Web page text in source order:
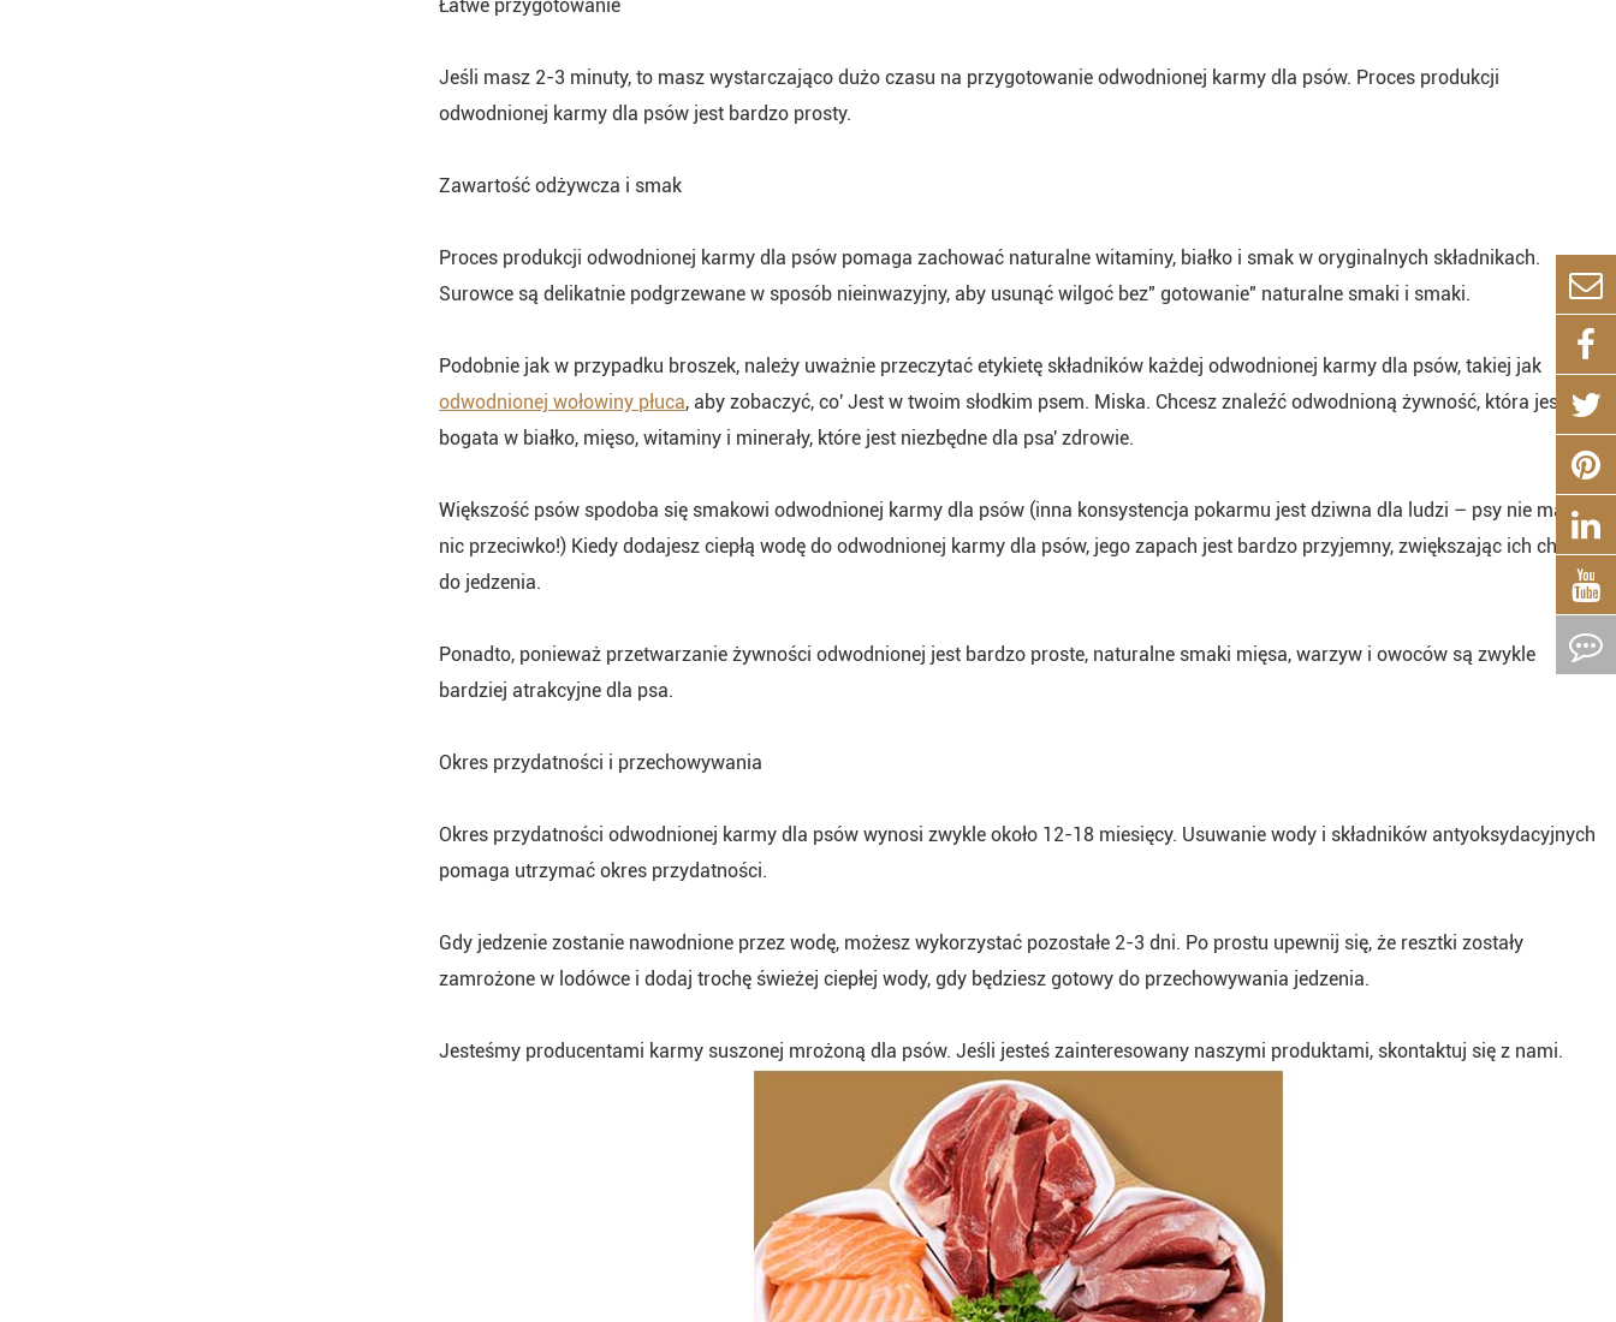
Łatwe przygotowanie
Jeśli masz 2-3 minuty, to masz wystarczająco dużo czasu na przygotowanie odwodnionej karmy dla psów. Proces produkcji
odwodnionej karmy dla psów jest bardzo prosty.
Zawartość odżywcza i smak
Proces produkcji odwodnionej karmy dla psów pomaga zachować naturalne witaminy, białko i smak w oryginalnych składnikach.
Surowce są delikatnie podgrzewane w sposób nieinwazyjny, aby usunąć wilgoć bez" gotowanie" naturalne smaki i smaki.
Podobnie jak w przypadku broszek, należy uważnie przeczytać etykietę składników każdej odwodnionej karmy dla psów, takiej jak
odwodnionej wołowiny płuca, aby zobaczyć, co' Jest w twoim słodkim psem. Miska. Chcesz znaleźć odwodnioną żywność, która jest
bogata w białko, mięso, witaminy i minerały, które jest niezbędne dla psa' zdrowie.
Większość psów spodoba się smakowi odwodnionej karmy dla psów (inna konsystencja pokarmu jest dziwna dla ludzi – psy nie mają
nic przeciwko!) Kiedy dodajesz ciepłą wodę do odwodnionej karmy dla psów, jego zapach jest bardzo przyjemny, zwiększając ich chęć
do jedzenia.
Ponadto, ponieważ przetwarzanie żywności odwodnionej jest bardzo proste, naturalne smaki mięsa, warzyw i owoców są zwykle
bardziej atrakcyjne dla psa.
Okres przydatności i przechowywania
Okres przydatności odwodnionej karmy dla psów wynosi zwykle około 12-18 miesięcy. Usuwanie wody i składników antyoksydacyjnych
pomaga utrzymać okres przydatności.
Gdy jedzenie zostanie nawodnione przez wodę, możesz wykorzystać pozostałe 2-3 dni. Po prostu upewnij się, że resztki zostały
zamrożone w lodówce i dodaj trochę świeżej ciepłej wody, gdy będziesz gotowy do przechowywania jedzenia.
Jesteśmy producentami karmy suszonej mrożoną dla psów. Jeśli jesteś zainteresowany naszymi produktami, skontaktuj się z nami.